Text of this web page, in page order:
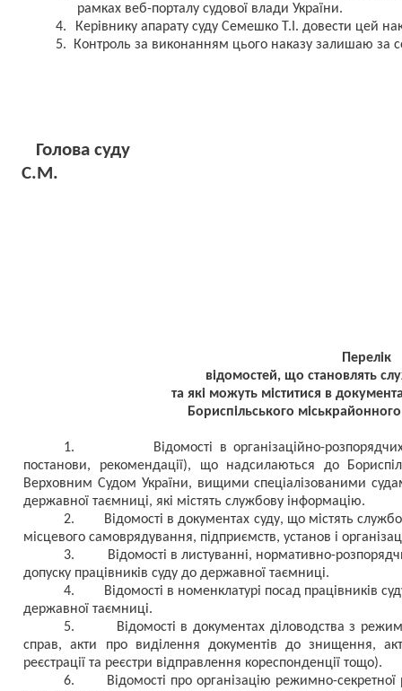
рамках веб-порталу судової влади України.
4.
Керівнику апарату суду Семешко Т.І. довести цей
5.
Контроль за виконанням цього наказу залишаю за
Голова суду
С.М.
Перелік
відомостей, що становлять
та які можуть міститися в
Бориспільського міськрайонного
1.
Відомості в організаційно-
постанови, рекомендації), що надсилаються до
Верховним Судом України, вищими спеціалізованими
державної таємниці, які містять службову інформацію.
2.
Відомості в документах суду, що містять
місцевого самоврядування, підприємств, установ і
3.
Відомості в листуванні, нормативно-
допуску працівників суду до державної таємниці.
4.
Відомості в номенклатурі посад працівників
державної таємниці.
5.
Відомості в документах діловодства з
справ, акти про виділення документів до знищення,
реєстрації та реєстри відправлення кореспонденції тощо).
6.
Відомості про організацію режимно-